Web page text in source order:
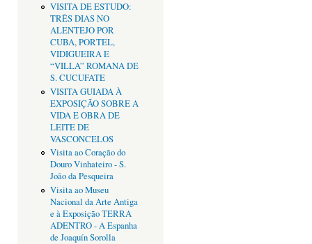
VISITA DE ESTUDO:
TRÊS DIAS NO
ALENTEJO POR
CUBA, PORTEL,
VIDIGUEIRA E
“VILLA” ROMANA DE
S. CUCUFATE
VISITA GUIADA À
EXPOSIÇÃO SOBRE A
VIDA E OBRA DE
LEITE DE
VASCONCELOS
Visita ao Coração do
Douro Vinhateiro - S.
João da Pesqueira
Visita ao Museu
Nacional da Arte Antiga
e à Exposição TERRA
ADENTRO - A Espanha
de Joaquín Sorolla